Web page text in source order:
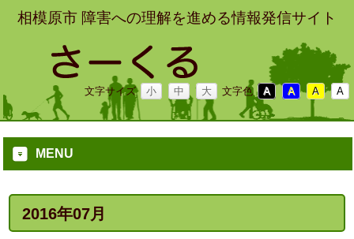
相模原市 障害への理解を進める情報発信サイト
文字サイズ 小 中 大 文字色 A A A A
MENU
2016年07月